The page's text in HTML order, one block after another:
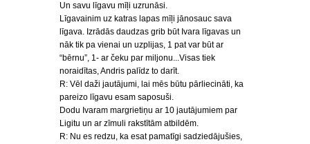
Un savu līgavu mīļi uzrunāsi.
Līgavainim uz katras lapas mīļi jānosauc sava
līgava. Izrādās daudzas grib būt Ivara līgavas un
nāk tik pa vienai un uzplijas, 1 pat var būt ar
“bērnu”, 1- ar čeku par miljonu...Visas tiek
noraidītas, Andris palīdz to darīt.
R: Vēl daži jautājumi, lai mēs būtu pārliecināti, ka
pareizo līgavu esam saposuši.
Dodu Ivaram margrietiņu ar 10 jautājumiem par
Ligitu un ar zīmuli rakstītām atbildēm.
R: Nu es redzu, ka esat pamatīgi sadziedājušies,